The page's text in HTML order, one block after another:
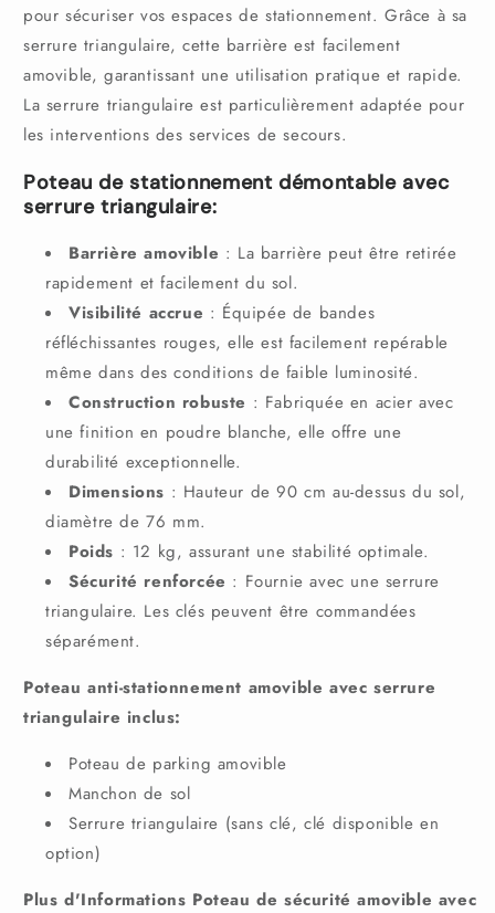
pour sécuriser vos espaces de stationnement. Grâce à sa
serrure triangulaire, cette barrière est facilement
amovible, garantissant une utilisation pratique et rapide.
La serrure triangulaire est particulièrement adaptée pour
les interventions des services de secours.
Poteau de stationnement démontable avec
serrure triangulaire:
Barrière amovible : La barrière peut être retirée
rapidement et facilement du sol.
Visibilité accrue : Équipée de bandes
réfléchissantes rouges, elle est facilement repérable
même dans des conditions de faible luminosité.
Construction robuste : Fabriquée en acier avec
une finition en poudre blanche, elle offre une
durabilité exceptionnelle.
Dimensions : Hauteur de 90 cm au-dessus du sol,
diamètre de 76 mm.
Poids : 12 kg, assurant une stabilité optimale.
Sécurité renforcée : Fournie avec une serrure
triangulaire. Les clés peuvent être commandées
séparément.
Poteau anti-stationnement amovible avec serrure
triangulaire inclus:
Poteau de parking amovible
Manchon de sol
Serrure triangulaire (sans clé, clé disponible en
option)
Plus d'Informations Poteau de sécurité amovible avec